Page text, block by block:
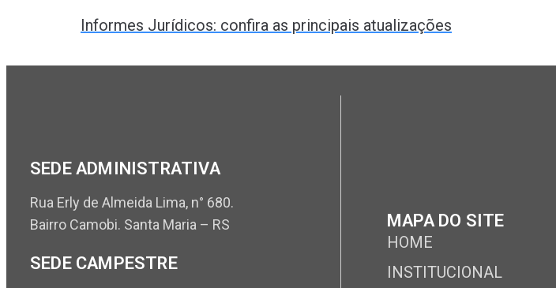
Informes Jurídicos: confira as principais atualizações
SEDE ADMINISTRATIVA
Rua Erly de Almeida Lima, n° 680.
Bairro Camobi. Santa Maria – RS
SEDE CAMPESTRE
MAPA DO SITE
HOME
INSTITUCIONAL